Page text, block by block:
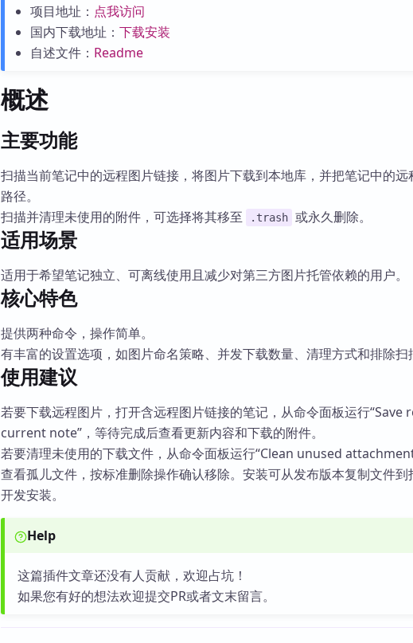
项目地址： 点我访问
国内下载地址： 下载安装
自述文件： Readme
概述
主要功能
扫描当前笔记中的远程图片链接，将图片下载到本地库，并把笔记中的
路径。
扫描并清理未使用的附件，可选择将其移至
.trash 或永久删除。
适用场景
适用于希望笔记独立、可离线使用且减少对第三方图片托管依赖的用户。
核心特色
提供两种命令，操作简单。
有丰富的设置选项，如图片命名策略、并发下载数量、清理方式和排除扫
使用建议
若要下载远程图片，打开含远程图片链接的笔记，从命令面板运行
current note”，等待完成后查看更新内容和下载的附件。
若要清理未使用的下载文件，从命令面板运行“Clean unused
查看孤儿文件，按标准删除操作确认移除。安装可从发布版本复制文件到
开发安装。
Help
这篇插件文章还没有人贡献，欢迎占坑！
如果您有好的想法欢迎提交PR或者文末留言。